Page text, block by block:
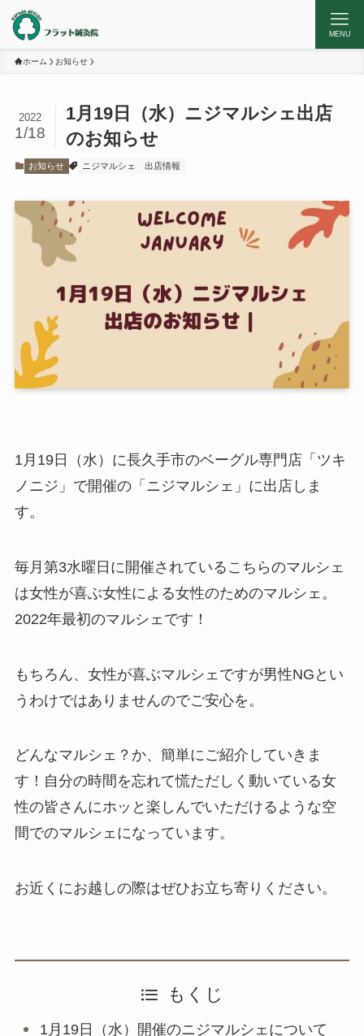
MENU
ホーム お知らせ
1月19日（水）ニジマルシェ出店
のお知らせ
2022
1/18
お知らせ ニジマルシェ 出店情報
1月19日（水）に長久手市のベーグル専門店「ツキ
ノニジ」で開催の「ニジマルシェ」に出店しま
す。
毎月第3水曜日に開催されているこちらのマルシェ
は女性が喜ぶ女性による女性のためのマルシェ。
2022年最初のマルシェです！
もちろん、女性が喜ぶマルシェですが男性NGとい
うわけではありませんのでご安心を。
どんなマルシェ？か、簡単にご紹介していきま
す！自分の時間を忘れて慌ただしく動いている女
性の皆さんにホッと楽しんでいただけるような空
間でのマルシェになっています。
お近くにお越しの際はぜひお立ち寄りください。
もくじ
1月19日（水）開催のニジマルシェについて